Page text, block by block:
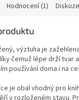
Hodnocení (1) Diskuze
výztuha je
čemuž lépe drží tvar
používání doma i na
je obal vhodný pro
v rozloženém stavu.